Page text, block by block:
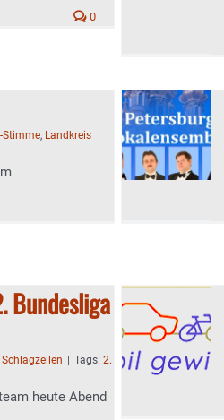
0
Stimme, Landkreis
Bundesliga
Schlagzeilen Tags: 2.
heute Abend